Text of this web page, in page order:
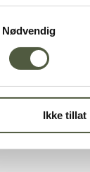
Nødvendig
Ikke tillat